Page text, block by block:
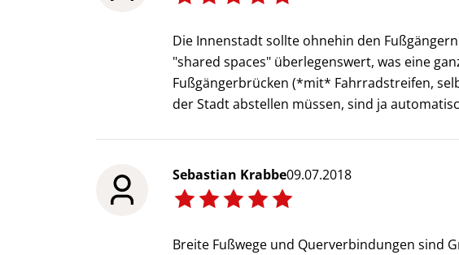
Die Innenstadt sollte ohnehin den
"shared spaces" überlegenswert, was eine
Fußgängerbrücken (*mit* Fahrradstreifen,
der Stadt abstellen müssen, sind ja
Sebastian Krabbe09.07.2018
Breite Fußwege und Querverbindungen sind